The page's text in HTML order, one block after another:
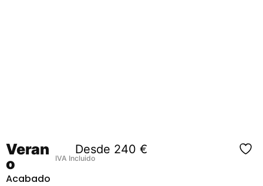
Veran
o
Desde 240€
IVA Incluido
Acabado